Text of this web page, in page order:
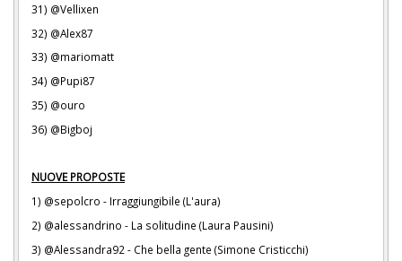
31) @Vellixen
32) @Alex87
33) @mariomatt
34) @Pupi87
35) @ouro
36) @Bigboj
NUOVE PROPOSTE
1) @sepolcro - Irraggiungibile (L'aura)
2) @alessandrino - La solitudine (Laura Pausini)
3) @Alessandra92 - Che bella gente (Simone Cristicchi)